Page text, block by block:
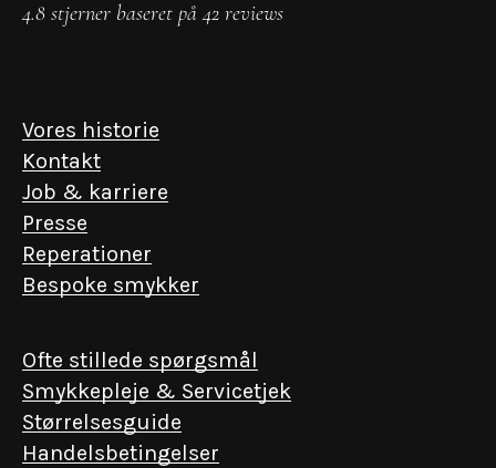
4.8 stjerner baseret på 42 reviews
Vores historie
Kontakt
Job & karriere
Presse
Reperationer
Bespoke smykker
Ofte stillede spørgsmål
Smykkepleje & Servicetjek
Størrelsesguide
Handelsbetingelser